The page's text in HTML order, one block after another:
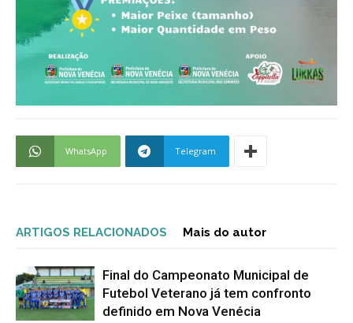
WhatsApp Telegram
ARTIGOS RELACIONADOS Mais do autor
Final do Campeonato Municipal de
Futebol Veterano já tem confronto
definido em Nova Venécia